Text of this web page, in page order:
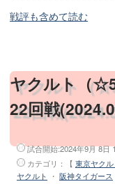
戦評も含めて読む
ヤクルト（
22回戦
試合開始:2024年9月 8日
カテゴリ：【 東京ヤク
ヤクルト
・ 阪神タイガース